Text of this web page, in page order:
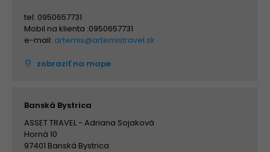
tel: 0950657731
Mobil na klienta :0950657731
e-mail: artemis@artemistravel.sk
zobraziť na mape
Banská Bystrica
ASSET TRAVEL - Adriana Sojaková
Horná 10
97401 Banská Bystrica